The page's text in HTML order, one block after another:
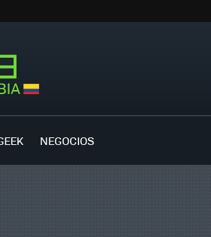
NEGOCIOS